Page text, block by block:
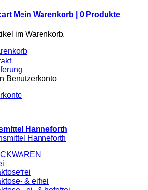
Mein Warenkorb | 0 Produkte
im Warenkorb.
Benutzerkonto
Hanneforth
& eifrei